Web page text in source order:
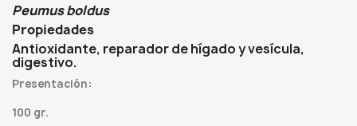
Peumus boldus
Propiedades
Antioxidante, reparador de hígado y vesícula,
digestivo.
Presentación:
100 gr.